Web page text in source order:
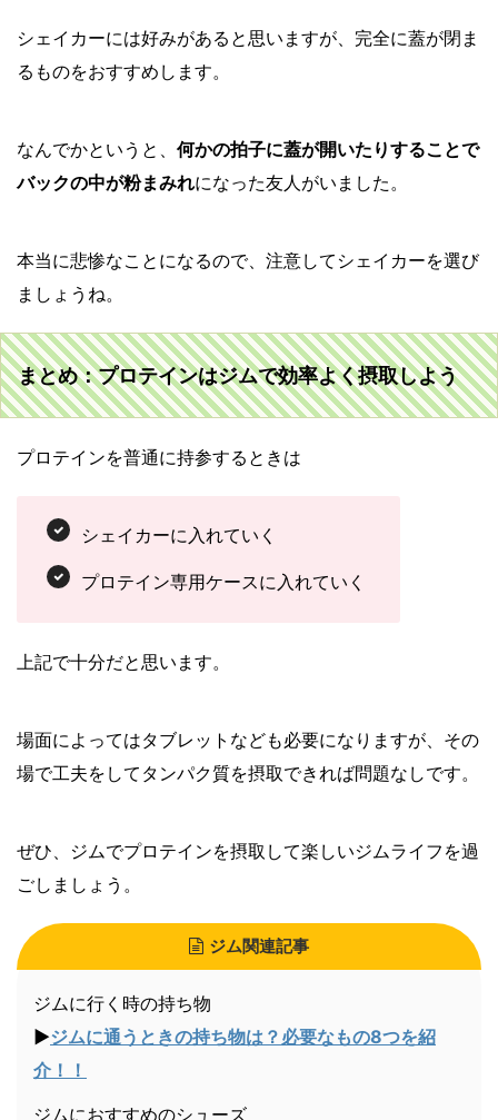
シェイカーには好みがあると思いますが、完全に蓋が閉ま
るものをおすすめします。
なんでかというと、 何かの拍子に蓋が開いたりすることで
バックの中が粉まみれになった友人がいました。
本当に悲惨なことになるので、注意してシェイカーを選び
ましょうね。
まとめ：プロテインはジムで効率よく摂取しよう
プロテインを普通に持参するときは
シェイカーに入れていく
プロテイン専用ケースに入れていく
上記で十分だと思います。
場面によってはタブレットなども必要になりますが、その
場で工夫をしてタンパク質を摂取できれば問題なしです。
ぜひ、ジムでプロテインを摂取して楽しいジムライフを過
ごしましょう。
ジム関連記事
ジムに行く時の持ち物
▶︎ジムに通うときの持ち物は？必要なもの8つを紹
介！！
ジムにおすすめのシューズ